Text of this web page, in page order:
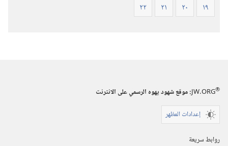
١٩
٢٠ ٢١ ٢٢
JW.ORG®
:‏ موقع شهود يهوه الرسمي على الانترنت
إعدادات المظهر
روابط سريعة